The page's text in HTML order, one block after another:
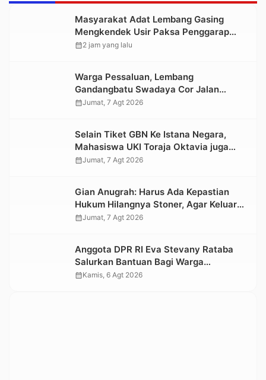
Masyarakat Adat Lembang Gasing
Mengkendek Usir Paksa Penggarap
yang Rusak Kawasan Hutan
calendar_month2 jam yang lalu
Warga Pessaluan, Lembang
Gandangbatu Swadaya Cor Jalan
Kabupaten
calendar_monthJumat, 7 Agt 2026
Selain Tiket GBN Ke Istana Negara,
Mahasiswa UKI Toraja Oktavia juga
Lolos ke Pekan Seni Mahasiswa
calendar_monthJumat, 7 Agt 2026
Gian Anugrah: Harus Ada Kepastian
Hukum Hilangnya Stoner, Agar Keluarga
tidak Larut dalam Trauma dan
calendar_monthJumat, 7 Agt 2026
Anggota DPR RI Eva Stevany Rataba
Salurkan Bantuan Bagi Warga
Terdampak Longsor di Buntu Pepasan
calendar_monthKamis, 6 Agt 2026